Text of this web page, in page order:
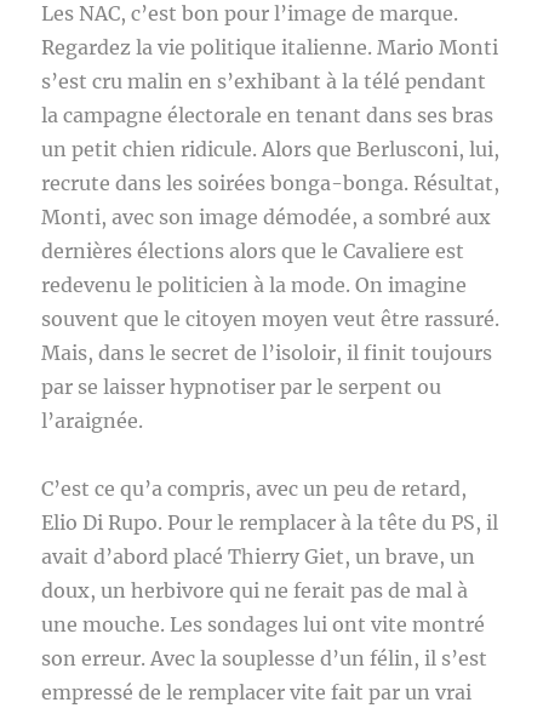
Les NAC, c’est bon pour l’image de marque.
Regardez la vie politique italienne. Mario Monti
s’est cru malin en s’exhibant à la télé pendant
la campagne électorale en tenant dans ses bras
un petit chien ridicule. Alors que Berlusconi, lui,
recrute dans les soirées bonga-bonga. Résultat,
Monti, avec son image démodée, a sombré aux
dernières élections alors que le Cavaliere est
redevenu le politicien à la mode. On imagine
souvent que le citoyen moyen veut être rassuré.
Mais, dans le secret de l’isoloir, il finit toujours
par se laisser hypnotiser par le serpent ou
l’araignée.
C’est ce qu’a compris, avec un peu de retard,
Elio Di Rupo. Pour le remplacer à la tête du PS, il
avait d’abord placé Thierry Giet, un brave, un
doux, un herbivore qui ne ferait pas de mal à
une mouche. Les sondages lui ont vite montré
son erreur. Avec la souplesse d’un félin, il s’est
empressé de le remplacer vite fait par un vrai